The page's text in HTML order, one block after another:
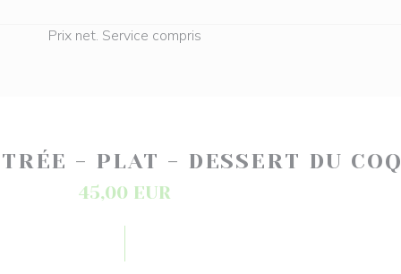
Prix net. Service compris
- PLAT - DESSERT DU COQ
45,00 EUR